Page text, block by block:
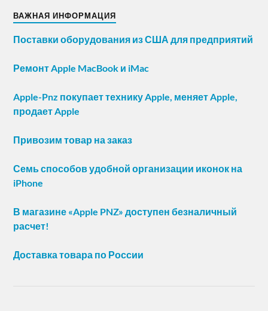
ВАЖНАЯ ИНФОРМАЦИЯ
Поставки оборудования из США для предприятий
Ремонт Apple MacBook и iMac
Apple-Pnz покупает технику Apple, меняет Apple,
продает Apple
Привозим товар на заказ
Семь способов удобной организации иконок на
iPhone
В магазине «Apple PNZ» доступен безналичный
расчет!
Доставка товара по России